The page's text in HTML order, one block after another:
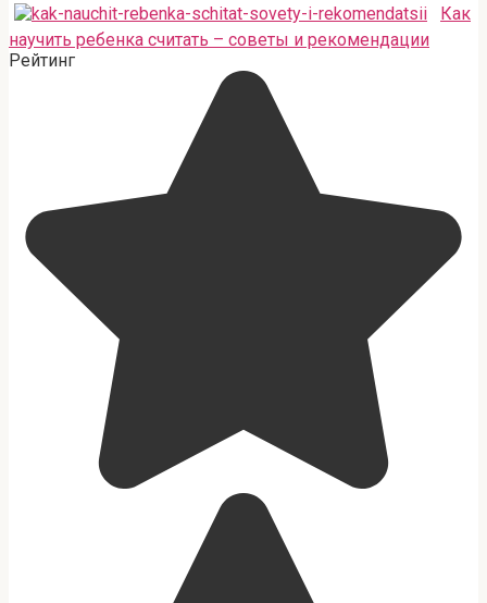
Как
научить ребенка считать – советы и рекомендации
Рейтинг